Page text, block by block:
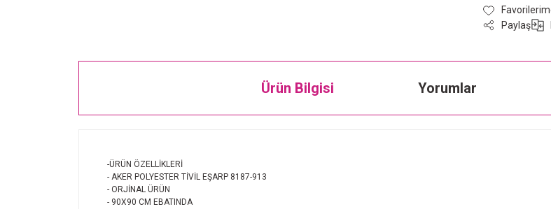
Paylaş
Ürün Bilgisi Yorumlar
-ÜRÜN ÖZELLİKLERİ
- AKER POLYESTER TİVİL EŞARP 8187-913
- ORJİNAL ÜRÜN
- 90X90 CM EBATINDA